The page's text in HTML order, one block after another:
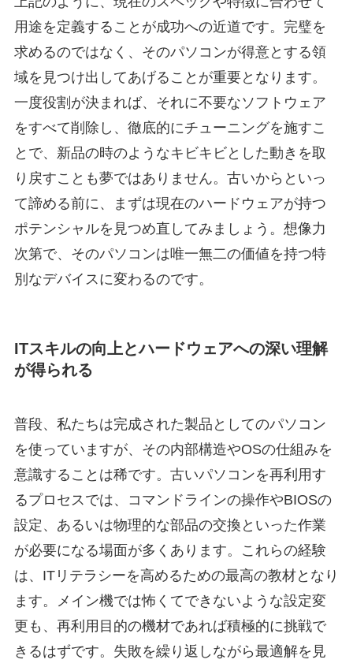
用途を定義することが成功への近道です。完璧を
求めるのではなく、そのパソコンが得意とする領
域を見つけ出してあげることが重要となります。
一度役割が決まれば、それに不要なソフトウェア
をすべて削除し、徹底的にチューニングを施すこ
とで、新品の時のようなキビキビとした動きを取
り戻すことも夢ではありません。古いからといっ
て諦める前に、まずは現在のハードウェアが持つ
ポテンシャルを見つめ直してみましょう。想像力
次第で、そのパソコンは唯一無二の価値を持つ特
別なデバイスに変わるのです。
ITスキルの向上とハードウェアへの深い理解
が得られる
普段、私たちは完成された製品としてのパソコン
を使っていますが、その内部構造やOSの仕組みを
意識することは稀です。古いパソコンを再利用す
るプロセスでは、コマンドラインの操作やBIOSの
設定、あるいは物理的な部品の交換といった作業
が必要になる場面が多くあります。これらの経験
は、ITリテラシーを高めるための最高の教材となり
ます。メイン機では怖くてできないような設定変
更も、再利用目的の機材であれば積極的に挑戦で
きるはずです。失敗を繰り返しながら最適解を見